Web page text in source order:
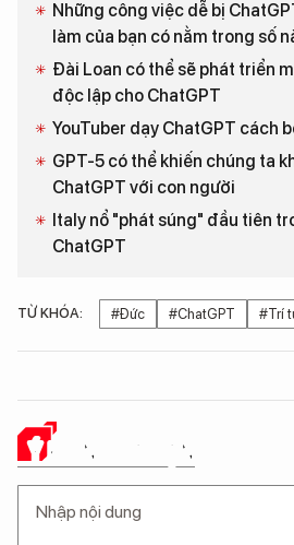
Những công việc dễ bị
làm của bạn có nằm trong số
Đài Loan có thể sẽ phát triển
độc lập cho ChatGPT
YouTuber dạy ChatGPT cách
GPT-5 có thể khiến chúng ta
ChatGPT với con người
Italy nổ "phát súng" đầu tiên
ChatGPT
TỪ KHÓA: #Đức #ChatGPT #Trí
Ý KIẾN CỦA BẠN